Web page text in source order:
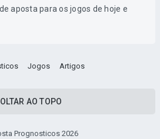
aposta para os jogos de hoje e
Jogos Artigos
AO TOPO
Prognosticos 2026